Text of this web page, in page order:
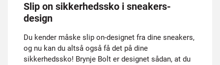
Slip on sikkerhedssko i sneakers-
design
Du kender måske slip on-designet fra dine sneakers,
og nu kan du altså også få det på dine
sikkerhedssko! Brynje Bolt er designet sådan, at du